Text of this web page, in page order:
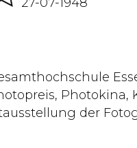
Photokina,
der